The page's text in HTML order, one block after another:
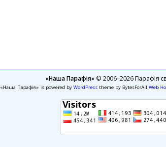
«Наша Парафія»© 2006–2026 Парафія
«Наша Парафія» is powered by WordPresstheme by BytesForAll Web